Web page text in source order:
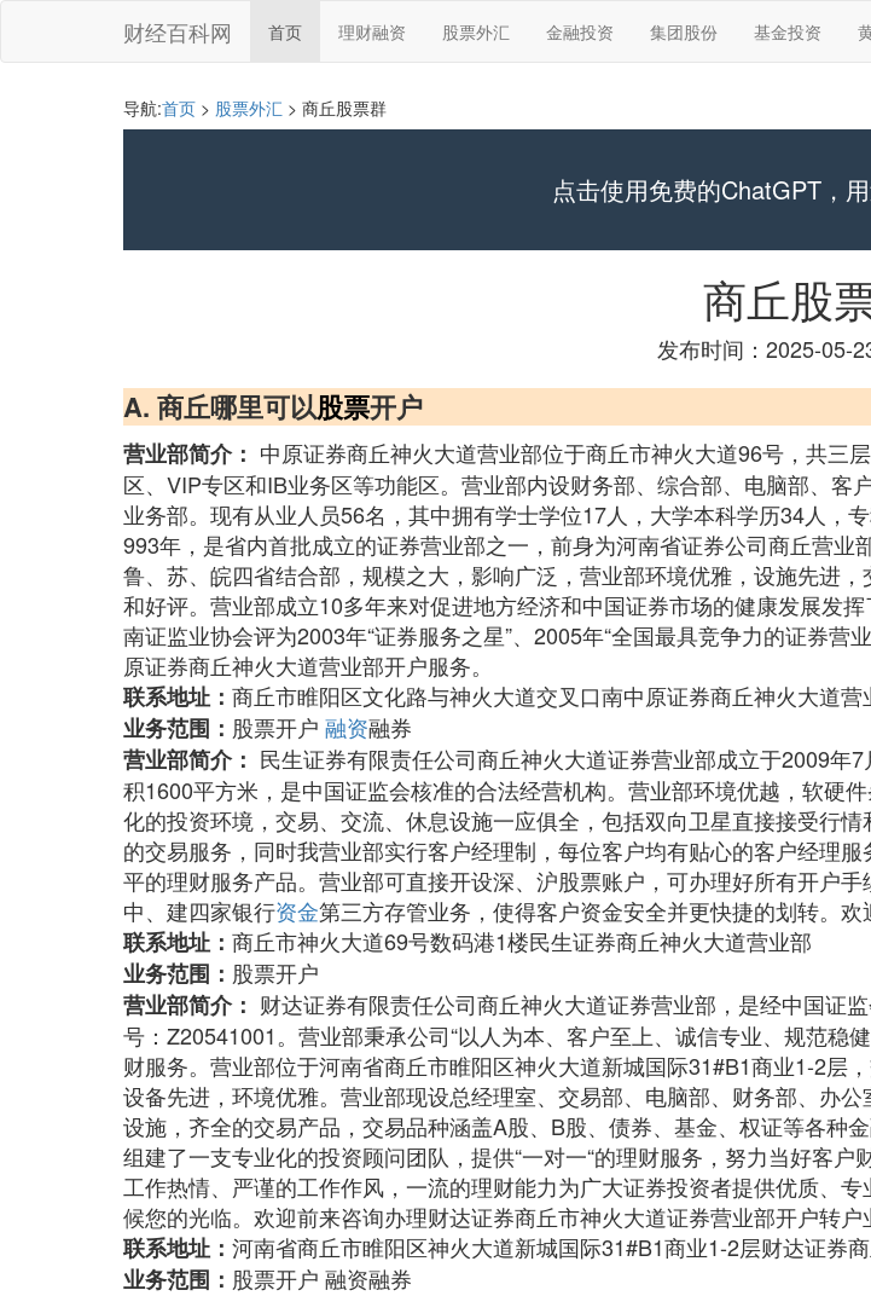
财经百科网 首页 理财融资 股票外汇 金融投资 集团股份 基金投资
导航:首页 > 股票外汇 > 商丘股票群
点击使用免费的ChatGPT，
商丘股
发布时间：2025-05-
A. 商丘哪里可以股票开户
营业部简介： 中原证券商丘神火大道营业部位于商丘市神火大道96号，共三
区、VIP专区和IB业务区等功能区。营业部内设财务部、综合部、电脑部、客户
业务部。现有从业人员56名，其中拥有学士学位17人，大学本科学历34人，
993年，是省内首批成立的证券营业部之一，前身为河南省证券公司商丘营业
鲁、苏、皖四省结合部，规模之大，影响广泛，营业部环境优雅，设施先进
和好评。营业部成立10多年来对促进地方经济和中国证券市场的健康发展发
南证监业协会评为2003年“证券服务之星”、2005年“全国最具竞争力的证券营
原证券商丘神火大道营业部开户服务。
联系地址： 商丘市睢阳区文化路与神火大道交叉口南中原证券商丘神火大道营
业务范围： 股票开户 融资融券
营业部简介： 民生证券有限责任公司商丘神火大道证券营业部成立于2009
积1600平方米，是中国证监会核准的合法经营机构。营业部环境优越，软硬
化的投资环境，交易、交流、休息设施一应俱全，包括双向卫星直接接受行
的交易服务，同时我营业部实行客户经理制，每位客户均有贴心的客户经理服
平的理财服务产品。营业部可直接开设深、沪股票账户，可办理好所有开户手
中、建四家银行资金第三方存管业务，使得客户资金安全并更快捷的划转。
联系地址： 商丘市神火大道69号数码港1楼民生证券商丘神火大道营业部
业务范围： 股票开户
营业部简介： 财达证券有限责任公司商丘神火大道证券营业部，是经中国证
号：Z20541001。营业部秉承公司“以人为本、客户至上、诚信专业、规范稳
财服务。营业部位于河南省商丘市睢阳区神火大道新城国际31#B1商业1-2层
设备先进，环境优雅。营业部现设总经理室、交易部、电脑部、财务部、办
设施，齐全的交易产品，交易品种涵盖A股、B股、债券、基金、权证等各种
组建了一支专业化的投资顾问团队，提供“一对一“的理财服务，努力当好客
工作热情、严谨的工作作风，一流的理财能力为广大证券投资者提供优质、
候您的光临。欢迎前来咨询办理财达证券商丘市神火大道证券营业部开户转户
联系地址： 河南省商丘市睢阳区神火大道新城国际31#B1商业1-2层财达证券
业务范围： 股票开户 融资融券